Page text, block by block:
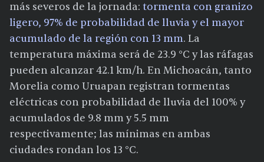
más severos de la jornada: tormenta con granizo
ligero, 97% de probabilidad de lluvia y el mayor
acumulado de la región con 13 mm. La
temperatura máxima será de 23.9 °C y las ráfagas
pueden alcanzar 42.1 km/h. En Michoacán, tanto
Morelia como Uruapan registran tormentas
eléctricas con probabilidad de lluvia del 100% y
acumulados de 9.8 mm y 5.5 mm
respectivamente; las mínimas en ambas
ciudades rondan los 13 °C.